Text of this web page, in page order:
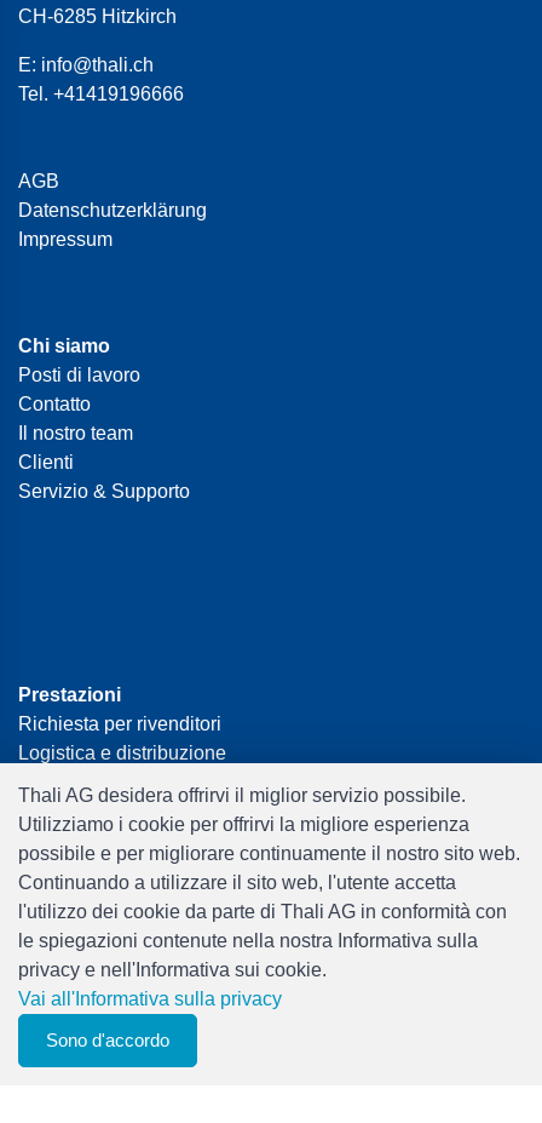
Filtri
osservatori
CH-6285 Hitzkirch
E: info@thali.ch
Tel. +41419196666
AGB
Datenschutzerklärung
Impressum
Chi siamo
Posti di lavoro
Contatto
Il nostro team
Clienti
Servizio & Supporto
Prestazioni
Richiesta per rivenditori
Logistica e distribuzione
Interfacce e connessione dati
Showroom
Marchi
Audio
Car Audio & Accessories
Elettronica
Thali AG desidera offrirvi il miglior servizio possibile.
Utilizziamo i cookie per offrirvi la migliore esperienza
possibile e per migliorare continuamente il nostro sito web.
Continuando a utilizzare il sito web, l'utente accetta
l'utilizzo dei cookie da parte di Thali AG in conformità con
le spiegazioni contenute nella nostra Informativa sulla
privacy e nell'Informativa sui cookie.
Vai all'Informativa sulla privacy
Sono d'accordo